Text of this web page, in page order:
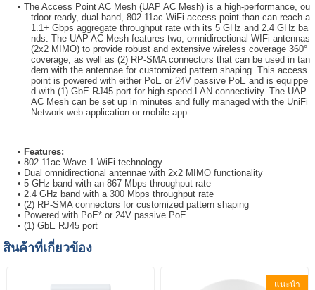
The Access Point AC Mesh (UAP AC Mesh) is a high-performance, ou
tdoor-ready, dual-band, 802.11ac WiFi access point than can reach a
1.1+ Gbps aggregate throughput rate with its 5 GHz and 2.4 GHz ba
nds. The UAP AC Mesh features two, omnidirectional WIFi antennas
(2x2 MIMO) to provide robust and extensive wireless coverage 360°
coverage, as well as (2) RP-SMA connectors that can be used in tan
dem with the antennae for customized pattern shaping. This access
point is powered with either PoE or 24V passive PoE and is equippe
d with (1) GbE RJ45 port for high-speed LAN connectivity. The UAP
AC Mesh can be set up in minutes and fully managed with the UniFi
Network web application or mobile app.
Features:
802.11ac Wave 1 WiFi technology
Dual omnidirectional antennae with 2x2 MIMO functionality
5 GHz band with an 867 Mbps throughput rate
2.4 GHz band with a 300 Mbps throughput rate
(2) RP-SMA connectors for customized pattern shaping
Powered with PoE* or 24V passive PoE
(1) GbE RJ45 port
สินค้าที่เกี่ยวข้อง
แนะนำ